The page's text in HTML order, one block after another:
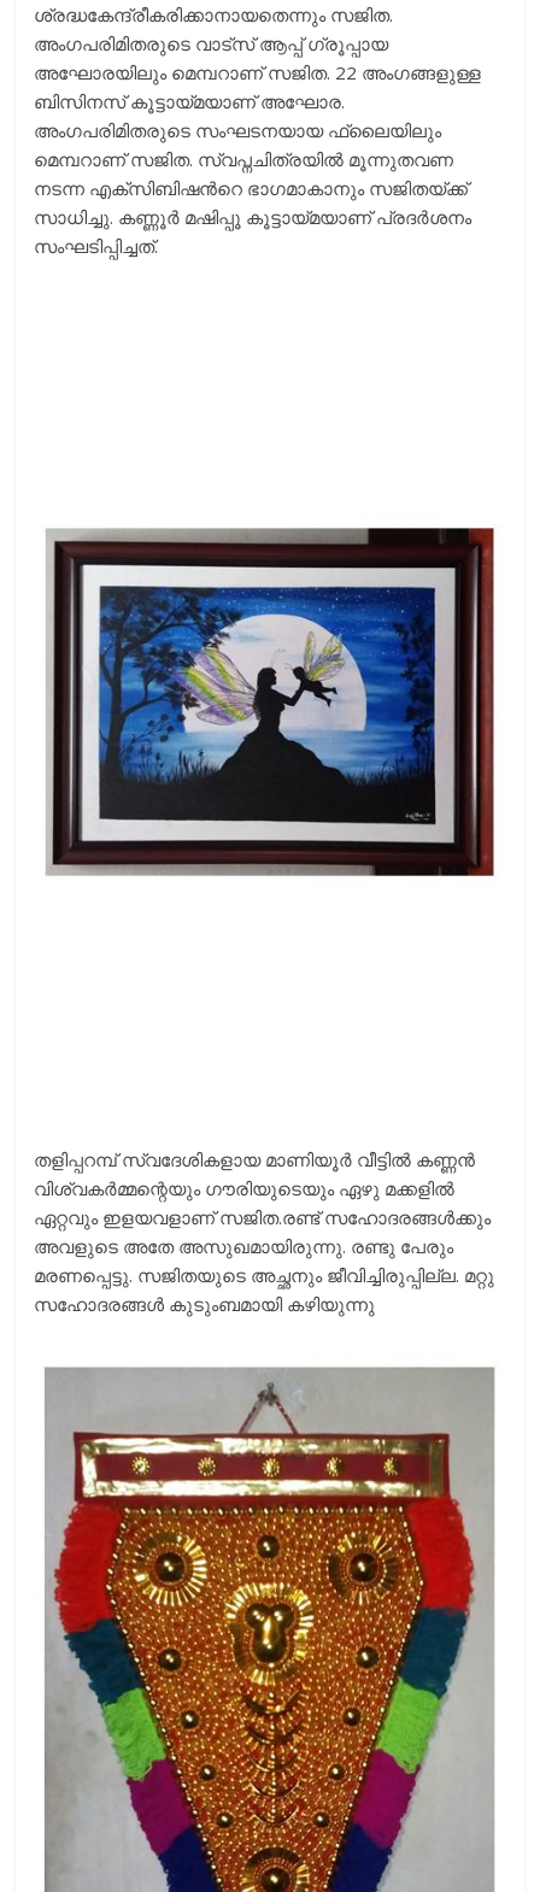
ശ്രദ്ധകേന്ദ്രീകരിക്കാനായതെന്നും സജിത.
അംഗപരിമിതരുടെ വാട്സ് ആപ്പ് ഗ്രൂപ്പായ
അഘോരയിലും മെമ്പറാണ് സജിത. 22 അംഗങ്ങളുള്ള
ബിസിനസ് കൂട്ടായ്മയാണ് അഘോര.
അംഗപരിമിതരുടെ സംഘടനയായ ഫ്ലൈയിലും
മെമ്പറാണ് സജിത. സ്വപ്നചിത്രയില്‍ മൂന്നുതവണ
നടന്ന എക്സിബിഷന്‍റെ ഭാഗമാകാനും സജിതയ്ക്ക്
സാധിച്ചു. കണ്ണൂര്‍ മഷിപ്പൂ കൂട്ടായ്മയാണ് പ്രദര്‍ശനം
സംഘടിപ്പിച്ചത്.
തളിപ്പറമ്പ് സ്വദേശികളായ മാണിയൂര്‍ വീട്ടില്‍ കണ്ണന്‍
വിശ്വകര്‍മ്മന്റെയും ഗൗരിയുടെയും ഏഴു മക്കളില്‍
ഏറ്റവും ഇളയവളാണ് സജിത.രണ്ട് സഹോദരങ്ങള്‍ക്കും
അവളുടെ അതേ അസുഖമായിരുന്നു. രണ്ടു പേരും
മരണപ്പെട്ടു. സജിതയുടെ അച്ഛനും ജീവിച്ചിരുപ്പില്ല. മറ്റു
സഹോദരങ്ങള്‍ കുടുംബമായി കഴിയുന്നു